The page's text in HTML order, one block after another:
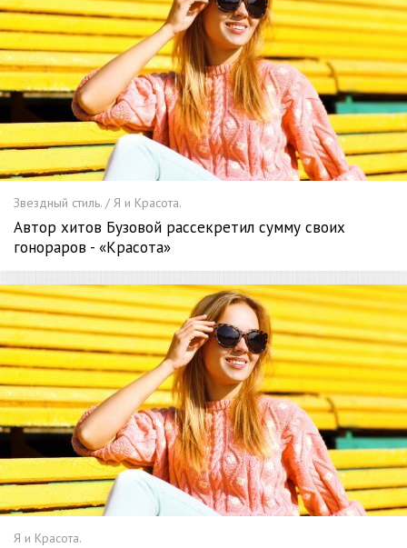
Звездный стиль. / Я и Красота.
Автор хитов Бузовой рассекретил сумму своих
гонораров - «Красота»
Я и Красота.